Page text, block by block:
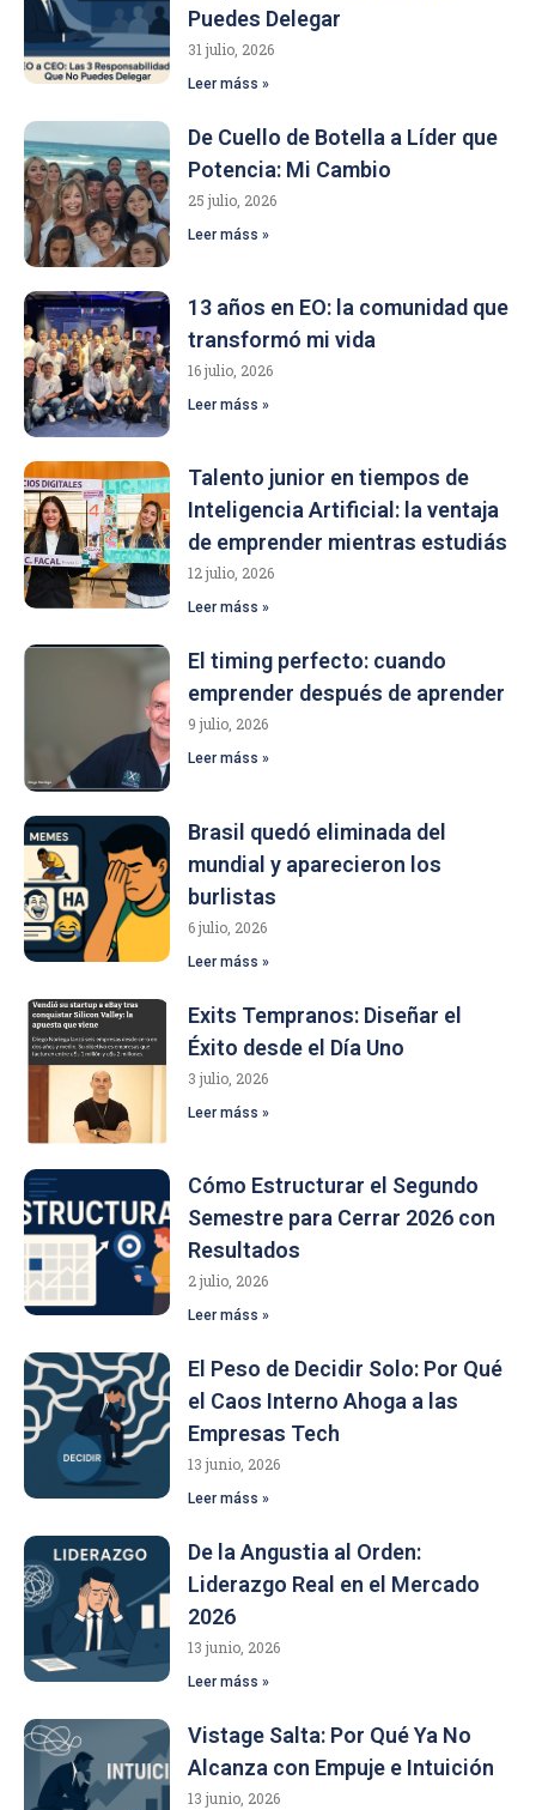
Puedes Delegar
31 julio, 2026
Leer máss »
De Cuello de Botella a Líder que
Potencia: Mi Cambio
25 julio, 2026
Leer máss »
13 años en EO: la comunidad que
transformó mi vida
16 julio, 2026
Leer máss »
Talento junior en tiempos de
Inteligencia Artificial: la ventaja
de emprender mientras estudiás
12 julio, 2026
Leer máss »
El timing perfecto: cuando
emprender después de aprender
9 julio, 2026
Leer máss »
Brasil quedó eliminada del
mundial y aparecieron los
burlistas
6 julio, 2026
Leer máss »
Exits Tempranos: Diseñar el
Éxito desde el Día Uno
3 julio, 2026
Leer máss »
Cómo Estructurar el Segundo
Semestre para Cerrar 2026 con
Resultados
2 julio, 2026
Leer máss »
El Peso de Decidir Solo: Por Qué
el Caos Interno Ahoga a las
Empresas Tech
13 junio, 2026
Leer máss »
De la Angustia al Orden:
Liderazgo Real en el Mercado
2026
13 junio, 2026
Leer máss »
Vistage Salta: Por Qué Ya No
Alcanza con Empuje e Intuición
13 junio, 2026